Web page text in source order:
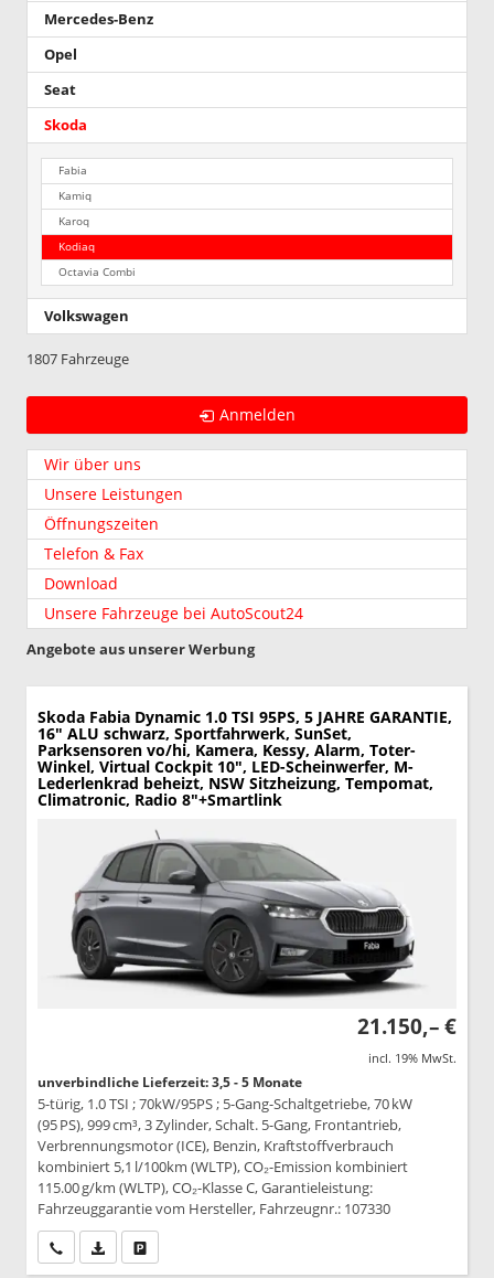
Mercedes-Benz
Opel
Seat
Skoda
Fabia
Kamiq
Karoq
Kodiaq
Octavia Combi
Volkswagen
1807 Fahrzeuge
Anmelden
Wir über uns
Unsere Leistungen
Öffnungszeiten
Telefon & Fax
Download
Unsere Fahrzeuge bei AutoScout24
Angebote aus unserer Werbung
Skoda Fabia Dynamic 1.0 TSI 95PS, 5 JAHRE GARANTIE,
16" ALU schwarz, Sportfahrwerk, SunSet,
Parksensoren vo/hi, Kamera, Kessy, Alarm, Toter-
Winkel, Virtual Cockpit 10", LED-Scheinwerfer, M-
Lederlenkrad beheizt, NSW Sitzheizung, Tempomat,
Climatronic, Radio 8"+Smartlink
21.150,– €
incl. 19% MwSt.
unverbindliche Lieferzeit: 3,5 - 5 Monate
5-türig, 1.0 TSI ; 70kW/95PS ; 5-Gang-Schaltgetriebe, 70 kW
(95 PS), 999 cm³, 3 Zylinder, Schalt. 5-Gang, Frontantrieb,
Verbrennungsmotor (ICE), Benzin, Kraftstoffverbrauch
kombiniert 5,1 l/100km (WLTP), CO₂-Emission kombiniert
115.00 g/km (WLTP), CO₂-Klasse C, Garantieleistung:
Fahrzeuggarantie vom Hersteller, Fahrzeugnr.: 107330
Wir rufen Sie anPDF-Datei, Fahrzeugexposé drucken